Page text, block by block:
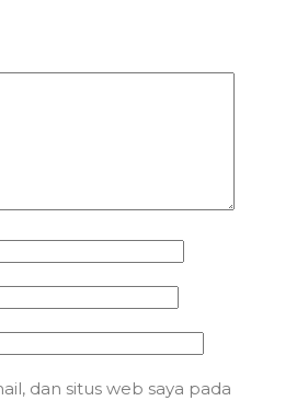
dan situs web saya pada